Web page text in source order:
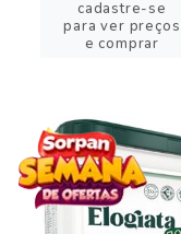
cadastre-se
para ver preços
e comprar